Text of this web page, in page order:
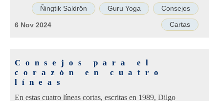
Ñingtik Saldrön Guru Yoga Consejos
Cartas
6 Nov 2024
Consejos para el
corazón en cuatro
líneas
En estas cuatro líneas cortas, escritas en 1989, Dilgo